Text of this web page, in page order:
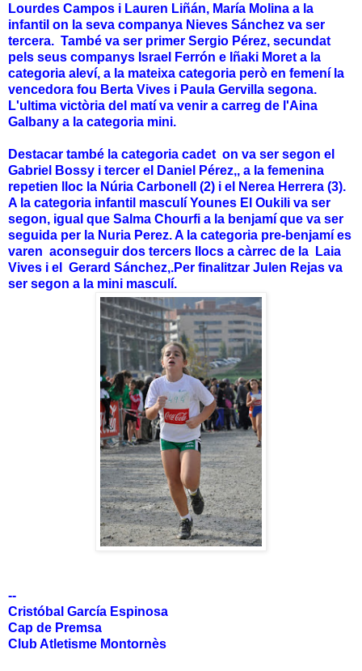
Lourdes Campos i Lauren Liñán, María Molina a la
infantil on la seva companya Nieves Sánchez va ser
tercera. També va ser primer Sergio Pérez, secundat
pels seus companys Israel Ferrón e Iñaki Moret a la
categoria aleví, a la mateixa categoria però en femení la
vencedora fou Berta Vives i Paula Gervilla segona.
L'ultima victòria del matí va venir a carreg de l'Aina
Galbany a la categoria mini.
Destacar també la categoria cadet on va ser segon el
Gabriel Bossy i tercer el Daniel Pérez,, a la femenina
repetien lloc la Núria Carbonell (2) i el Nerea Herrera (3).
A la categoria infantil masculí Younes El Oukili va ser
segon, igual que Salma Chourfi a la benjamí que va ser
seguida per la Nuria Perez. A la categoria pre-benjamí es
varen aconseguir dos tercers llocs a càrrec de la Laia
Vives i el Gerard Sánchez,.Per finalitzar Julen Rejas va
ser segon a la mini masculí.
--
Cristóbal García Espinosa
Cap de Premsa
Club Atletisme Montornès